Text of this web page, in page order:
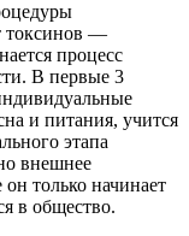
токсинов —
процесс
В первые 3
и питания, учится
этапа
внешнее
только начинает
в общество.